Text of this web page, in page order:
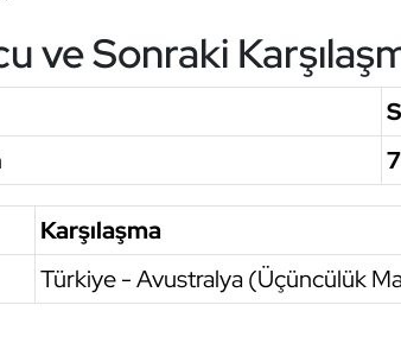
ve Sonraki
Karşılaşma
Türkiye - Avustralya (Üçüncülük